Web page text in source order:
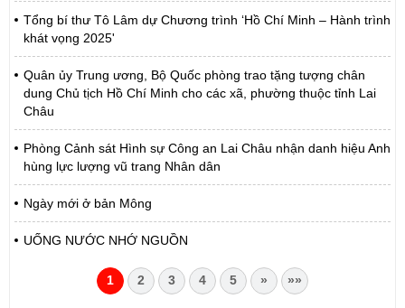
Tổng bí thư Tô Lâm dự Chương trình ‘Hồ Chí Minh – Hành trình
khát vọng 2025'
Quân ủy Trung ương, Bộ Quốc phòng trao tặng tượng chân
dung Chủ tịch Hồ Chí Minh cho các xã, phường thuộc tỉnh Lai
Châu
Phòng Cảnh sát Hình sự Công an Lai Châu nhận danh hiệu Anh
hùng lực lượng vũ trang Nhân dân
Ngày mới ở bản Mông
UỐNG NƯỚC NHỚ NGUỒN
1 2 3 4 5 » »»